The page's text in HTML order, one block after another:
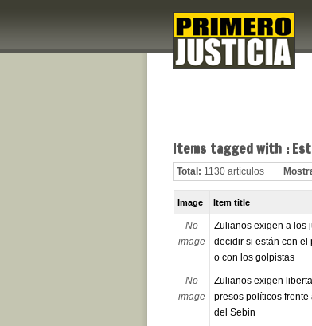
Items tagged with :
Total: 1130 artículos
Image Item title
No
image
Zulianos exigen a los
decidir si están con el
o con los golpistas
No
image
Zulianos exigen
presos políticos frente
del Sebin